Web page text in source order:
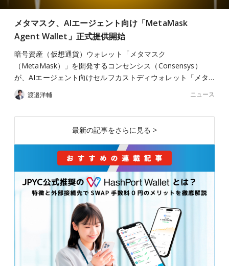
メタマスク、AIエージェント向け「MetaMask
Agent Wallet」正式提供開始
暗号資産（仮想通貨）ウォレット「メタマスク
（MetaMask）」を開発するコンセンシス（Consensys）
が、AIエージェント向けセルフカストディウォレット「メタ…
渡邉洋輔 ニュース
最新の記事をさらに見る >